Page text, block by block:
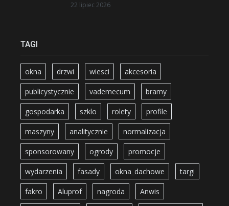
22 lipiec 2026
TAGI
okna drzwi wiesci akcesoria
publicystycznie vademecum bramy
gospodarka szklo rolety profile
maszyny analitycznie normalizacja
sponsorowany ogrody promocje
wydarzenia fasady okna_dachowe targi
fakro Aluprof nagroda Anwis